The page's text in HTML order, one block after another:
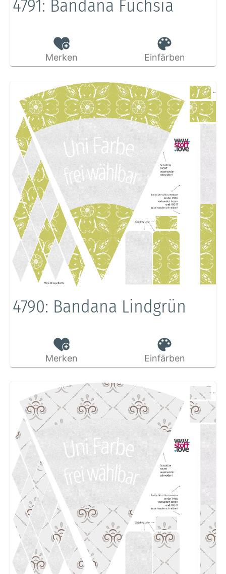
4791: Bandana Fuchsia
Merken Einfärben
4790: Bandana Lindgrün
Merken Einfärben